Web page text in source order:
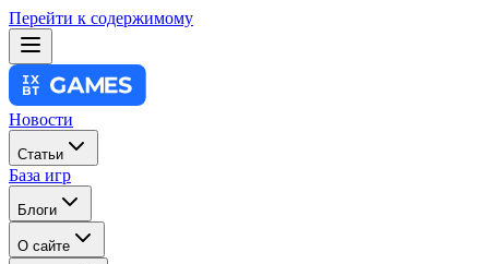
Перейти к содержимому
Новости
Статьи
База игр
Блоги
О сайте